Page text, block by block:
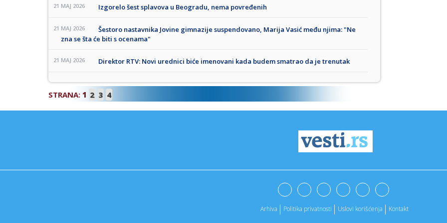
21 MAJ 2026 Izgorelo šest splavova u Beogradu, nema povređenih
21 MAJ 2026
Šestoro nastavnika Jovine gimnazije suspendovano, Marija Vasić među njima: "Ne
zna se šta će biti s ocenama"
21 MAJ 2026 Direktor RTV: Novi urednici biće imenovani kada budem smatrao da je trenutak
STRANA: 1 2 3 4
Arhiva Politika privatnosti Uslovi korišćenja Kontakt